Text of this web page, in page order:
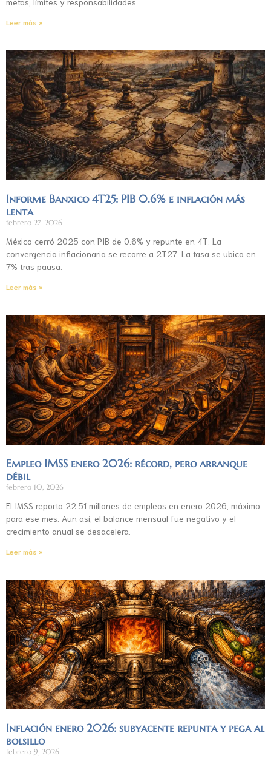
Leer más »
Informe Banxico 4T25: PIB 0.6% e inflación más
lenta
febrero 27, 2026
México cerró 2025 con PIB de 0.6% y repunte en 4T. La
convergencia inflacionaria se recorre a 2T27. La tasa se ubica en
7% tras pausa.
Leer más »
Empleo IMSS enero 2026: récord, pero arranque
débil
febrero 10, 2026
El IMSS reporta 22.51 millones de empleos en enero 2026, máximo
para ese mes. Aun así, el balance mensual fue negativo y el
crecimiento anual se desacelera.
Leer más »
Inflación enero 2026: subyacente repunta y pega al
bolsillo
febrero 9, 2026